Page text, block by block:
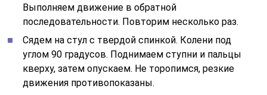
Выполняем движение в обратной
последовательности. Повторим несколько раз.
Сядем на стул с твердой спинкой. Колени под
углом 90 градусов. Поднимаем ступни и пальцы
кверху, затем опускаем. Не торопимся, резкие
движения противопоказаны.